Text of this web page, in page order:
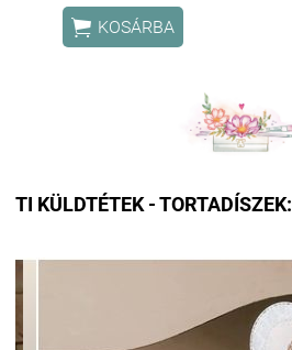
 KOSÁRBA
TI KÜLDTÉTEK - TORTADÍSZEK: